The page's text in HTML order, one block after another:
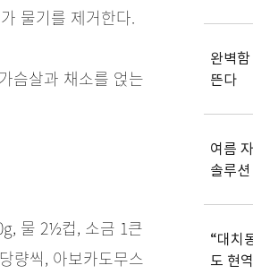
물기를 제거한다.
슴살과 채소를 얹는
물 2½컵, 소금 1큰
량씩, 아보카도무스
완벽
뜬다
여름
솔루션
“대치
도 현